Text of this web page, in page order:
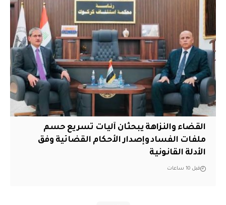
القضاء والنزاهة يبحثان آليات تسريع حسم
ملفات الفساد وإصدار الأحكام القضائية وفق
الأدلة القانونية
قبل 10 ساعات